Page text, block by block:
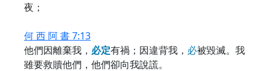
夜；
何 西 阿 書 7:13
他們因離棄我， 必定有禍；因違背我， 必被毀滅。我
雖要救贖他們，他們卻向我說謊。